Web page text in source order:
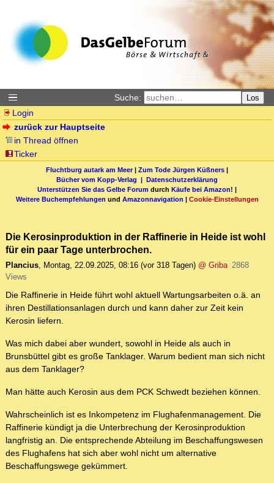
Suche: Los
Login
zurück zur Hauptseite
in Thread öffnen
Ticker
Fluchtburg autark am Meer| Zum Tode Jürgen Küßners |
Bücher vom Kopp-Verlag | Datenschutzerklärung
Unterstützen Sie das Gelbe Forum durch Käufe bei Amazon! |
Weitere Buchempfehlungen und Amazonnavigation | Cookie-Einstellungen
Die Kerosinproduktion in der Raffinerie in Heide ist wohl
für ein paar Tage unterbrochen.
Plancius, Montag, 22.09.2025, 08:16 (vor 318 Tagen) @ Griba 2868
Views
Die Raffinerie in Heide führt wohl aktuell Wartungsarbeiten o.ä. an
ihren Destillationsanlagen durch und kann daher zur Zeit kein
Kerosin liefern.
Was mich dabei aber wundert, sowohl in Heide als auch in
Brunsbüttel gibt es große Tanklager. Warum bedient man sich nicht
aus dem Tanklager?
Man hätte auch Kerosin aus dem PCK Schwedt beziehen können.
Wahrscheinlich ist es Inkompetenz im Flughafenmanagement. Die
Raffinerie kündigt ja die Unterbrechung der Kerosinproduktion
langfristig an. Die entsprechende Abteilung im Beschaffungswesen
des Flughafens hat sich aber wohl nicht um alternative
Beschaffungswege gekümmert.